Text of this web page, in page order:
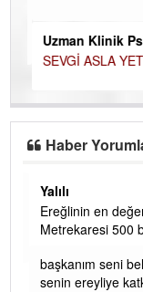
Uzman Klinik
SEVGİ ASLA
Haber
Yalılı
Ereğlinin en
Metrekaresi 500
başkanım seni
senin ereyliye